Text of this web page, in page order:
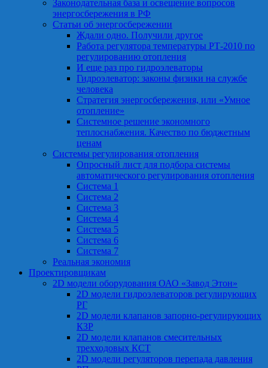
Законодательная база и освещение вопросов
энергосбережения в РФ
Статьи об энергосбережении
Ждали одно. Получили другое
Работа регулятора температуры РТ-2010 по
регулированию отопления
И еще раз про гидроэлеваторы
Гидроэлеватор: законы физики на службе
человека
Стратегия энергосбережения, или «Умное
отопление»
Системное решение экономного
теплоснабжения. Качество по бюджетным
ценам
Системы регулирования отопления
Опросный лист для подбора системы
автоматического регулирования отопления
Система 1
Система 2
Система 3
Система 4
Система 5
Система 6
Система 7
Реальная экономия
Проектировщикам
2D модели оборудования ОАО «Завод Этон»
2D модели гидроэлеваторов регулирующих
РГ
2D модели клапанов запорно-регулирующих
КЗР
2D модели клапанов смесительных
трехходовых КСТ
2D модели регуляторов перепада давления